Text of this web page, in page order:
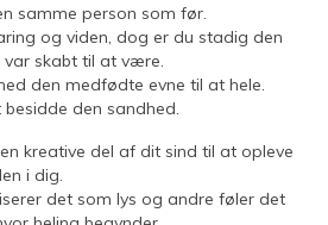
samme person som før.
og viden, dog er du stadig den
skabt til at være.
den medfødte evne til at hele.
den sandhed.
kreative del af dit sind til at opleve
i dig.
det som lys og andre føler det